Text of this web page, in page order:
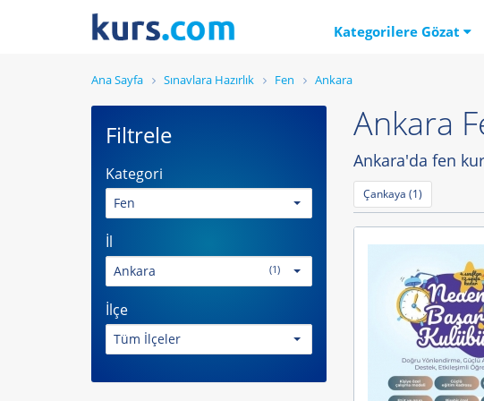
Kategorilere Gözat
Ana Sayfa Sınavlara Hazırlık Fen Ankara
Ankara
Ankara'da fen
Çankaya (1)
Filtrele
Kategori
Fen
İl
Ankara (1)
İlçe
Tüm İlçeler